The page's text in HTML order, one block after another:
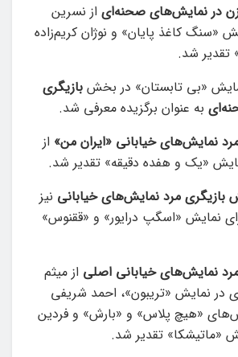
در نمایش‌های صحنه‌ای از نسرین
«سنگ کاغذ پایان» و نوژان کریم‌زاده
تقدیر شد.
«بی تابستان» در بخش بازیگری
به عنوان برگزیده معرفی شد.
نمایش‌های خیابانی «ایران من» از
«یک و هفده دقیقه» تقدیر شد.
بازیگری مرد نمایش‌های خیابانی نیز
نمایش «اسگپ درایور» و «ققنوس»
نمایش‌های خیابانی اصلی از میثم
در نمایش «تریبون»، احمد شریفی
«هیچ پلاس» و «بارش» و فردین
«ماتیشکا» تقدیر شد.